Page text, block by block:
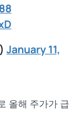
January 11,
올해 주가가 급